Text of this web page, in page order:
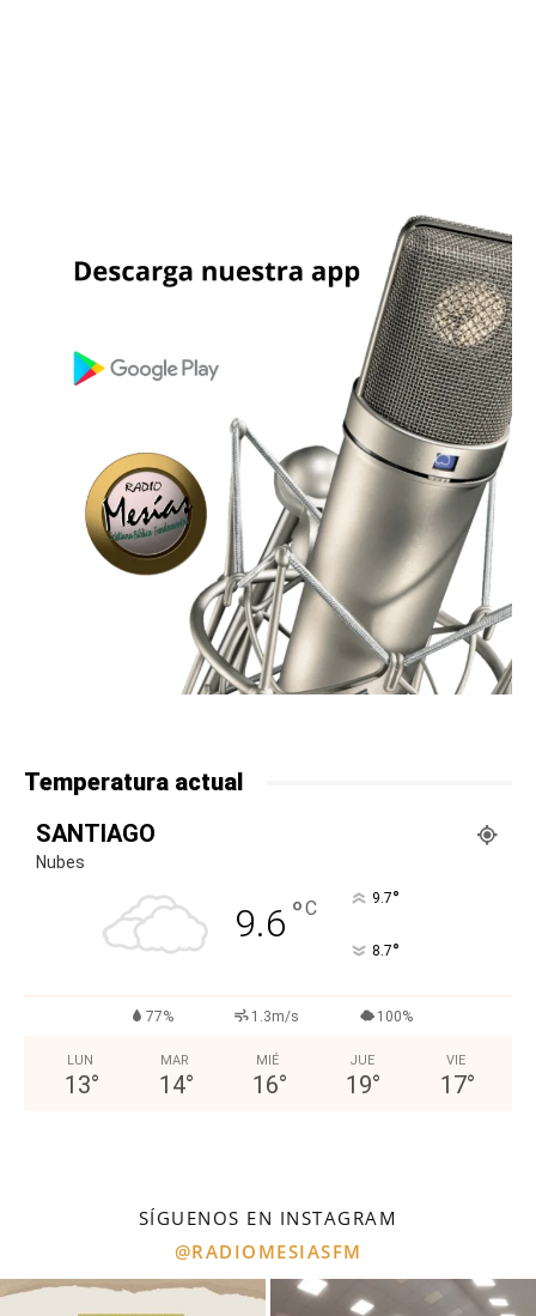
Temperatura actual
SANTIAGO
Nubes
9.6 °C 9.7°
8.7°
77% 1.3m/s 100%
LUN
13°
MAR
14°
MIÉ
16°
JUE
19°
VIE
17°
SÍGUENOS EN INSTAGRAM
@RADIOMESIASFM